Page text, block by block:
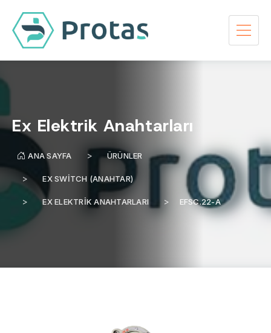
Ex Elektrik Anahtarları
ANA SAYFA ÜRÜNLER
EX SWITCH (ANAHTAR)
EX ELEKTRIK ANAHTARLARI EFSC.22-A